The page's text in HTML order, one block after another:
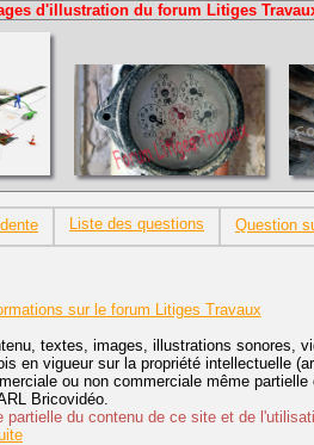
d'illustration du forum Litiges
Liste des questions Question
sur le forum Litiges Travaux
textes, images, illustrations sonores,
en vigueur sur la propriété intellectuelle
ou non commerciale même
Bricovidéo.
partielle du contenu de ce site et de